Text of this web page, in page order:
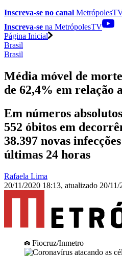
Inscreva-se no canal
Inscreva-se na MetrópolesTV
Página Inicial
Brasil
Brasil
Média móvel de
de 62,4% em relação
Em números
552 óbitos em
38.397 novas
últimas 24 horas
Rafaela Lima
20/11/2020 18:13, atualizado 20/11/
Fiocruz/Inmetro